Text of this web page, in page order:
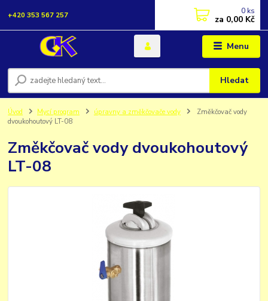
Menu
Hledat
+420 353 567 257 0 ks
za 0,00 Kč
Úvod Mycí program úpravny a změkčovače vody
Změkčovač vody
dvoukohoutový LT-08
Změkčovač vody dvoukohoutový
LT-08